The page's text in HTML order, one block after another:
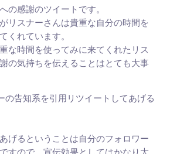
の感謝のツイートです。
リスナーさんは貴重な自分の時間を
くれています。
な時間を使ってみに来てくれたリス
の気持ちを伝えることはとても大事
の告知系を引用リツイートしてあげる
げるということは自分のフォロワー
すので、宣伝効果としてはかなり大